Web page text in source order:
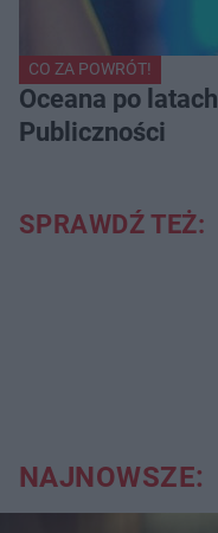
CO ZA POWRÓT!
Oceana po
Publiczności
SPRAWDŹ TEŻ:
NAJNOWSZE: